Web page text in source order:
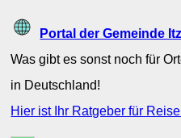
Portal der Gemeinde
Was gibt es sonst noch für
in Deutschland!
Hier ist Ihr Ratgeber für